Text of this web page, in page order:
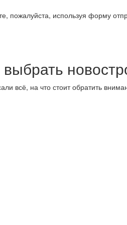
пожалуйста, используя форму
всё, на что стоит обратить